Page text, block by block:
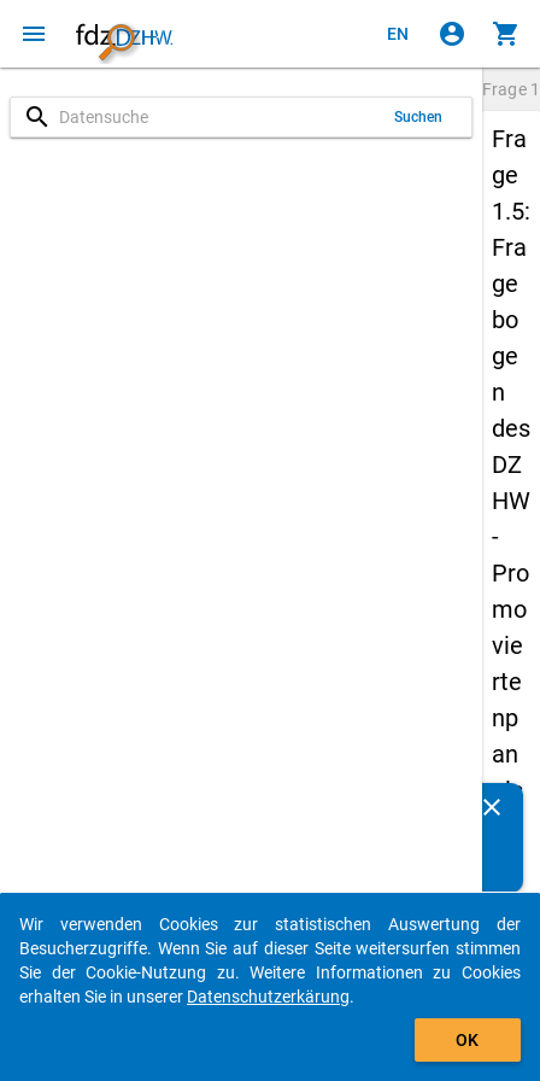
menu EN account_circle shopping_cart
search Suchen
Frage
Fra
ge
1.5:
Fra
ge
bo
ge
n
des
DZ
HW
-
Pro
mo
vie
rte
np
an
els
-
zw
eit
clear
auto_stories
add_shopping_cart
Wir verwenden Cookies zur statistischen Auswertung der
Besucherzugriffe. Wenn Sie auf dieser Seite weitersurfen stimmen
Sie der Cookie-Nutzung zu. Weitere Informationen zu Cookies
erhalten Sie in unserer Datenschutzerkärung.
OK